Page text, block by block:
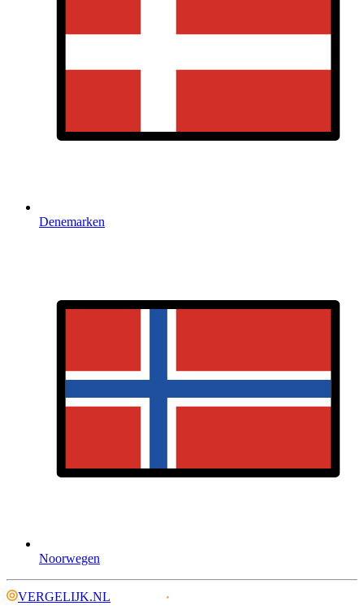
Denemarken
Noorwegen
VERGELIJK.NL